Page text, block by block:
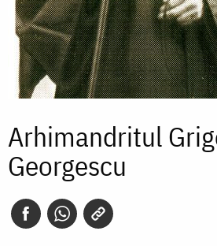
Arhimandritul
Georgescu